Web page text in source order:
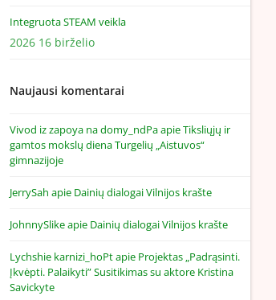
Integruota STEAM veikla
2026 16 birželio
Naujausi komentarai
Vivod iz zapoya na domy_ndPaapieTiksliųjų ir
gamtos mokslų diena Turgelių „Aistuvos“
gimnazijoje
JerrySah apie Dainių dialogai Vilnijos krašte
JohnnySlikeapie Dainių dialogai Vilnijos krašte
Lychshie karnizi_hoPtapie Projektas „Padrąsinti.
Įkvėpti. Palaikyti” Susitikimas su aktore Kristina
Savickyte